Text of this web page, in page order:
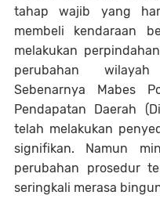
tahap wajib yang
membeli kendaraan
melakukan
perubahan
Sebenarnya Mabes
Pendapatan Daerah
telah melakukan
signifikan. Namun
perubahan prosedur
seringkali merasa